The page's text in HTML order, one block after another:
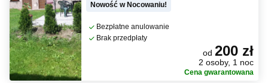
Nowość w Nocowaniu!
Bezpłatne anulowanie
Brak przedpłaty
od 200 zł
2 osoby, 1 noc
Cena gwarantowana